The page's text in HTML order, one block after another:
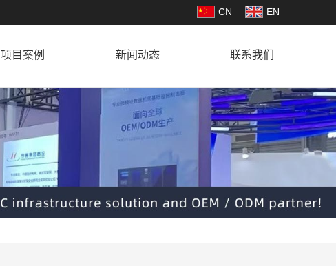
CN EN
项目案例 新闻动态 联系我们